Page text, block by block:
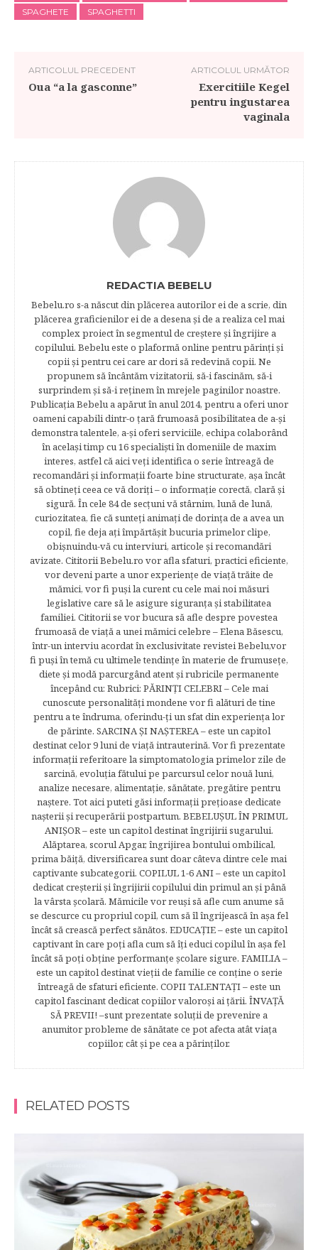
SPAGHETE
SPAGHETTI
ARTICOLUL PRECEDENT
Oua “a la gasconne”
ARTICOLUL URMĂTOR
Exercitiile Kegel
pentru ingustarea
vaginala
REDACTIA BEBELU
Bebelu.ro s-a născut din plăcerea autorilor ei de a scrie, din
plăcerea graficienilor ei de a desena şi de a realiza cel mai
complex proiect în segmentul de creştere şi îngrijire a
copilului. Bebelu este o plaformă online pentru părinţi şi
copii şi pentru cei care ar dori să redevină copii. Ne
propunem să încântăm vizitatorii, să-i fascinăm, să-i
surprindem şi să-i reţinem în mrejele paginilor noastre.​
Publicația Bebelu a apărut în anul 2014, pentru a oferi unor
oameni capabili dintr-o ţară frumoasă posibilitatea de a-şi
demonstra talentele, a-şi oferi serviciile, echipa colaborând
în acelaşi timp cu 16 specialişti în domeniile de maxim
interes, astfel că aici veţi identifica o serie întreagă de
recomandări şi informaţii foarte bine structurate, aşa încât
să obtineţi ceea ce vă doriţi – o informaţie corectă, clară şi
sigură. În cele 84 de secțuni vă stârnim, lună de lună,
curiozitatea, fie că sunteţi animaţi de dorinţa de a avea un
copil, fie deja aţi împărtăşit bucuria primelor clipe,
obişnuindu-vă cu interviuri, articole şi recomandări
avizate. Cititorii Bebelu.ro vor afla sfaturi, practici eficiente,
vor deveni parte a unor experienţe de viaţă trăite de
mămici, vor fi puşi la curent cu cele mai noi măsuri
legislative care să le asigure siguranţa şi stabilitatea
familiei. Cititorii se vor bucura să afle despre povestea
frumoasă de viață a unei mămici celebre – Elena Băsescu,
într-un interviu acordat în exclusivitate revistei Bebelu,vor
fi puşi în temă cu ultimele tendinţe în materie de frumuseţe,
diete şi modă parcurgând atent şi rubricile permanente
începând cu: Rubrici: PĂRINŢI CELEBRI – Cele mai
cunoscute personalităţi mondene vor fi alături de tine
pentru a te îndruma, oferindu-ţi un sfat din experienţa lor
de părinte. SARCINA ŞI NAŞTEREA – este un capitol
destinat celor 9 luni de viaţă intrauterină. Vor fi prezentate
informaţii referitoare la simptomatologia primelor zile de
sarcină, evoluţia fătului pe parcursul celor nouă luni,
analize necesare, alimentaţie, sănătate, pregătire pentru
naştere. Tot aici puteti găsi informaţii preţioase dedicate
naşterii şi recuperării postpartum. BEBELUŞUL ÎN PRIMUL
ANIŞOR – este un capitol destinat îngrijirii sugarului.
Alăptarea, scorul Apgar, îngrijirea bontului ombilical,
prima băiţă, diversificarea sunt doar câteva dintre cele mai
captivante subcategorii. COPILUL 1-6 ANI – este un capitol
dedicat creşterii şi îngrijirii copilului din primul an şi până
la vârsta şcolară. Mămicile vor reuşi să afle cum anume să
se descurce cu propriul copil, cum să îl îngrijească în aşa fel
încât să crească perfect sănătos. EDUCAŢIE – este un capitol
captivant în care poţi afla cum să îţi educi copilul în aşa fel
încât să poţi obţine performanţe şcolare sigure. FAMILIA –
este un capitol destinat vieţii de familie ce conţine o serie
întreagă de sfaturi eficiente. COPII TALENTAŢI – este un
capitol fascinant dedicat copiilor valoroși ai țării. ÎNVAŢĂ
SĂ PREVII! –sunt prezentate soluţii de prevenire a
anumitor probleme de sănătate ce pot afecta atât viaţa
copiilor, cât şi pe cea a părinţilor.
RELATED POSTS